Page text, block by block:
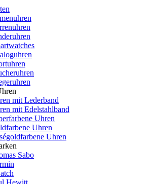
mit Lederband
mit Edelstahlband
Uhren
Uhren
Uhren
Sabo
Hewitt